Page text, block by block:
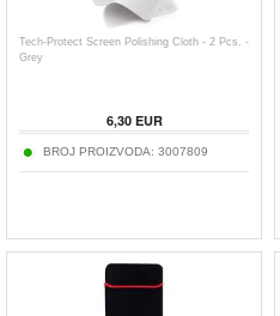
Tech-Protect Screen Polishing Cloth - 2 Pcs. -
Grey
6,30EUR
BROJ PROIZVODA: 3007809